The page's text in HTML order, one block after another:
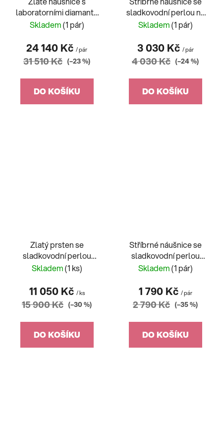
laboratorními diamanty
1,06ct
Skladem(1 pár)
24 140 Kč / pár
31 510 Kč (–23 %)
DO KOŠÍKU
sladkovodní perlou na
puzetu
Skladem(1 pár)
3 030 Kč / pár
4 030 Kč (–24 %)
DO KOŠÍKU
Zlatý prsten se
sladkovodní perlou
vel.54
Skladem(1 ks)
11 050 Kč / ks
15 900 Kč (–30 %)
DO KOŠÍKU
Stříbrné náušnice se
sladkovodní perlou
pozlacené
Skladem(1 pár)
1 790 Kč / pár
2 790 Kč (–35 %)
DO KOŠÍKU